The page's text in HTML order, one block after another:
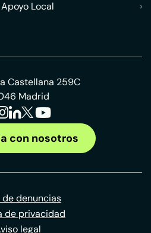
Local
›
Castellana 259C
Madrid
con nosotros
de denuncias
de privacidad
legal